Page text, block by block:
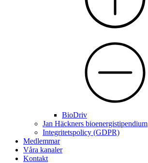
BioDriv
Jan Häckners bioenergistipendium
Integritetspolicy (GDPR)
Medlemmar
Våra kanaler
Kontakt